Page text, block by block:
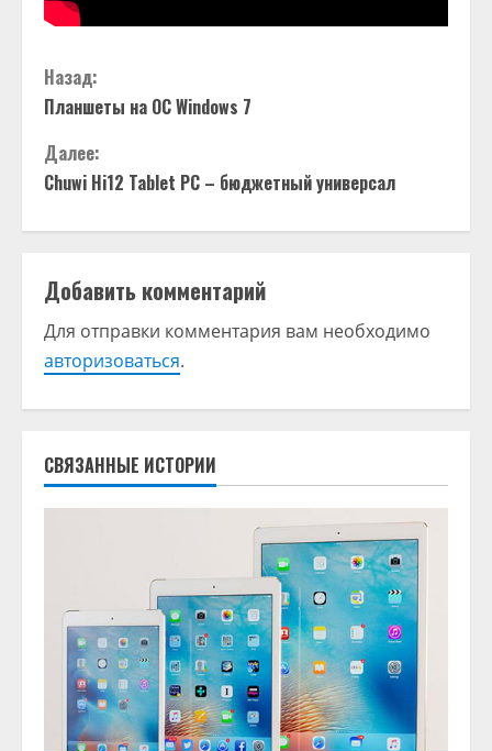
П
р
о
д
о
л
ж
и
т
ь
Назад:
Планшеты на ОС Windows 7
Далее:
Chuwi Hi12 Tablet PC – бюджетный универсал
Добавить комментарий
Для отправки комментария вам необходимо
авторизоваться.
СВЯЗАННЫЕ ИСТОРИИ